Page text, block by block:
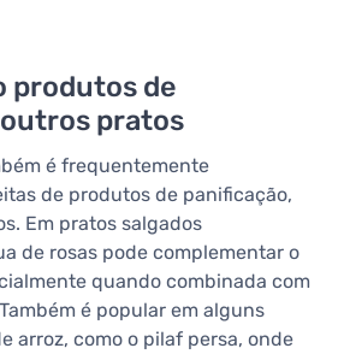
produtos de
pratos
é frequentemente
de produtos de panificação,
Em pratos salgados
de rosas pode complementar o
quando combinada com
é popular em alguns
arroz, como o pilaf persa, onde